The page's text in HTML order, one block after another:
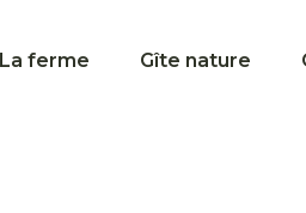
La ferme Gîte nature